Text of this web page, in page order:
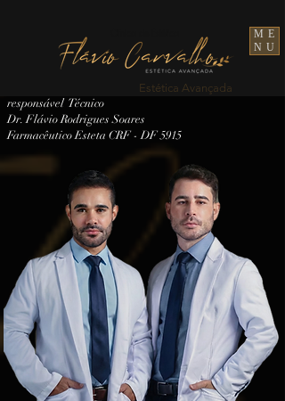
ME
NU
Estética Avançada
responsável Técnico
Dr. Flávio Rodrigues Soares
Farmacêutico Esteta CRF - DF 5915